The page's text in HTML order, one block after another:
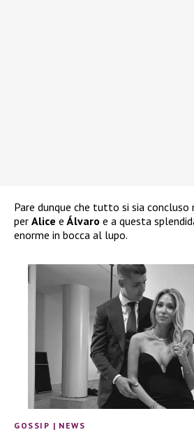
Pare dunque che tutto si sia concluso
per Alice eÁlvaro e a questa
enorme in bocca al lupo.
GOSSIP | NEWS